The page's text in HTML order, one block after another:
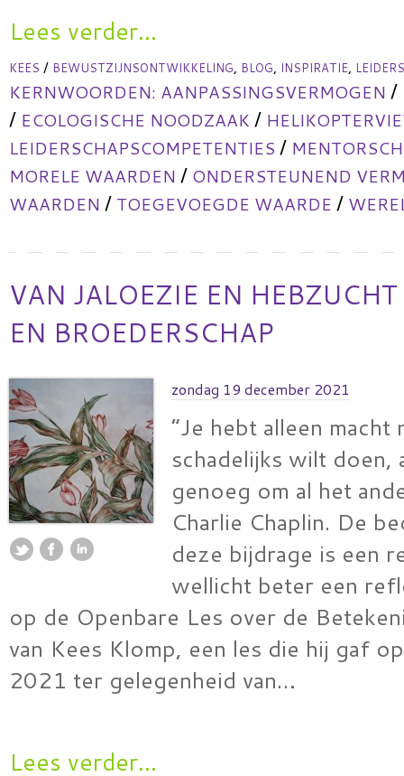
Lees verder...
KEES / BEWUSTZIJNSONTWIKKELING, BLOG, INSPIRATIE,
KERNWOORDEN: AANPASSINGSVERMOGEN /
/ ECOLOGISCHE NOODZAAK /
LEIDERSCHAPSCOMPETENTIES /
MORELE WAARDEN / ONDERSTEUNEND
WAARDEN / TOEGEVOEGDE WAARDE /
VAN JALOEZIE EN
EN BROEDERSCHAP
zondag 19 december 2021
“Je hebt alleen macht
schadelijks wilt doen,
genoeg om al het
Charlie Chaplin. De
deze bijdrage is een
wellicht beter een
op de Openbare Les over de
van Kees Klomp, een les die hij gaf
2021 ter gelegenheid van…
Lees verder...